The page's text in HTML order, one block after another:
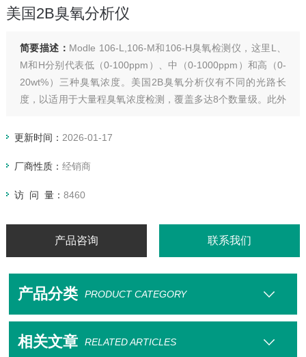
美国2B臭氧分析仪
简要描述： Modle 106-L,106-M和106-H臭氧检测仪，这里L、
M和H分别代表低（0-100ppm）、中（0-1000ppm）和高（0-
20wt%）三种臭氧浓度。美国2B臭氧分析仪有不同的光路长
度，以适用于大量程臭氧浓度检测，覆盖多达8个数量级。此外
器共同工作进行在线测量。三种型号L、M和H均有标准台式或
更新时间： 2026-01-17
厂商性质： 经销商
访 问 量： 8460
产品咨询 联系我们
产品分类 PRODUCT CATEGORY
相关文章 RELATED ARTICLES